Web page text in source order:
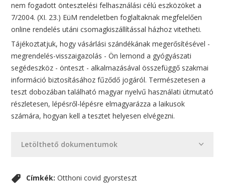
Letölthető dokumentumok
nem fogadott öntesztelési felhasználási célú eszközöket a
7/2004. (XI. 23.) EüM rendeletben foglaltaknak megfelelően
online rendelés utáni csomagkiszállítással házhoz vitetheti.
Tájékoztatjuk, hogy vásárlási szándékának megerősítésével -
megrendelés-visszaigazolás - Ön lemond a gyógyászati
segédeszköz - önteszt - alkalmazásával összefüggő szakmai
információ biztosításához fűződő jogáról. Természetesen a
teszt dobozában található magyar nyelvű használati útmutató
részletesen, lépésről-lépésre elmagyarázza a laikusok
számára, hogyan kell a tesztet helyesen elvégezni.
Címkék: Otthoni covid gyorsteszt